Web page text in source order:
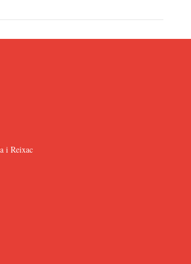
i Reixac